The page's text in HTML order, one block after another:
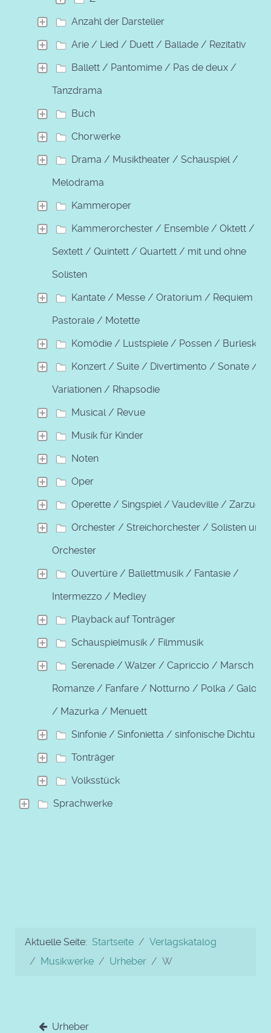
Anzahl der Darsteller
Arie / Lied / Duett / Ballade / Rezitativ
Ballett / Pantomime / Pas de deux /
Tanzdrama
Buch
Chorwerke
Drama / Musiktheater / Schauspiel /
Melodrama
Kammeroper
Kammerorchester / Ensemble / Oktett /
Sextett / Quintett / Quartett / mit und ohne
Solisten
Kantate / Messe / Oratorium / Requiem /
Pastorale / Motette
Komödie / Lustspiele / Possen / Burleske
Konzert / Suite / Divertimento / Sonate /
Variationen / Rhapsodie
Musical / Revue
Musik für Kinder
Noten
Oper
Operette / Singspiel / Vaudeville / Zarzuela
Orchester / Streichorchester / Solisten und
Orchester
Ouvertüre / Ballettmusik / Fantasie /
Intermezzo / Medley
Playback auf Tonträger
Schauspielmusik / Filmmusik
Serenade / Walzer / Capriccio / Marsch /
Romanze / Fanfare / Notturno / Polka / Galopp
/ Mazurka / Menuett
Sinfonie / Sinfonietta / sinfonische Dichtung
Tonträger
Volksstück
Sprachwerke
Aktuelle Seite: Startseite
Verlagskatalog
Musikwerke
Urheber W
Urheber